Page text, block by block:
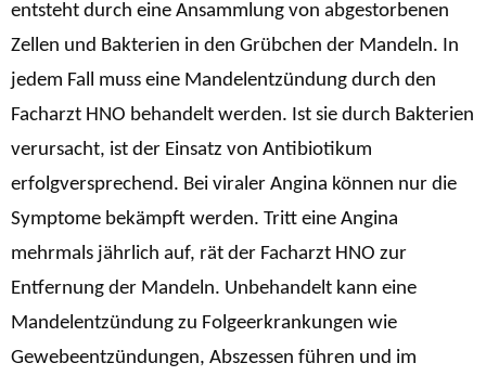
entsteht durch eine Ansammlung von abgestorbenen
Zellen und Bakterien in den Grübchen der Mandeln. In
jedem Fall muss eine Mandelentzündung durch den
Facharzt HNO behandelt werden. Ist sie durch Bakterien
verursacht, ist der Einsatz von Antibiotikum
erfolgversprechend. Bei viraler Angina können nur die
Symptome bekämpft werden. Tritt eine Angina
mehrmals jährlich auf, rät der Facharzt HNO zur
Entfernung der Mandeln. Unbehandelt kann eine
Mandelentzündung zu Folgeerkrankungen wie
Gewebeentzündungen, Abszessen führen und im